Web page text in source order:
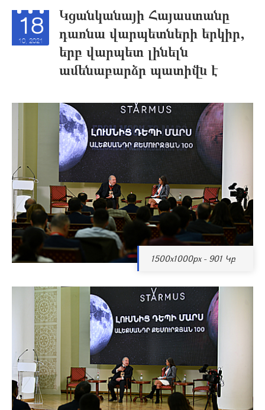
18
10, 2021
Կցանկանայի Հայաստանը
դառնա վարպետների երկիր,
երբ վարպետ լինելն
ամենաբարձր պատիվն է
1500x1000px - 901 Կբ